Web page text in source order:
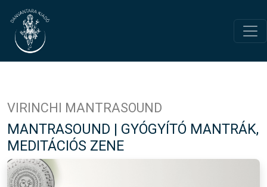
VIRINCHI MANTRASOUND
MANTRASOUND | GYÓGYÍTÓ MANTRÁK,
MEDITÁCIÓS ZENE